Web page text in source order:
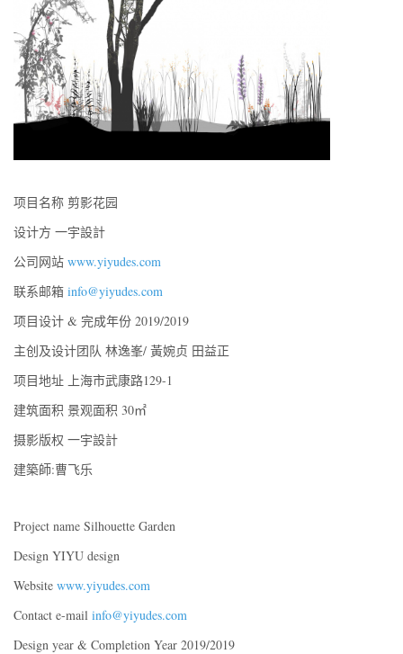
项目名称 剪影花园
设计方 一宇設計
公司网站 www.yiyudes.com
联系邮箱 info@yiyudes.com
项目设计 & 完成年份 2019/2019
主创及设计团队 林逸峯/ 黃婉贞 田益正
项目地址 上海市武康路129-1
建筑面积 景观面积 30㎡
摄影版权 一宇設計
建築師:曹飞乐
Project name Silhouette Garden
Design YIYU design
Website www.yiyudes.com
Contact e-mail info@yiyudes.com
Design year & Completion Year 2019/2019